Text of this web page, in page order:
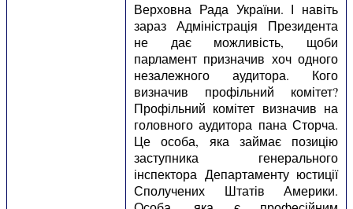
Верховна Рада України. І навіть
зараз Адміністрація Президента
не дає можливість, щоби
парламент призначив хоч одного
незалежного аудитора. Кого
визначив профільний комітет?
Профільний комітет визначив на
головного аудитора пана Сторча.
Це особа, яка займає позицію
заступника генерального
інспектора Департаменту юстиції
Сполучених Штатів Америки.